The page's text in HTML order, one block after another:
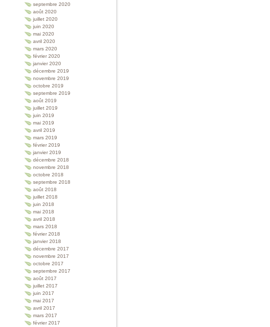
septembre 2020
août 2020
juillet 2020
juin 2020
mai 2020
avril 2020
mars 2020
février 2020
janvier 2020
décembre 2019
novembre 2019
octobre 2019
septembre 2019
août 2019
juillet 2019
juin 2019
mai 2019
avril 2019
mars 2019
février 2019
janvier 2019
décembre 2018
novembre 2018
octobre 2018
septembre 2018
août 2018
juillet 2018
juin 2018
mai 2018
avril 2018
mars 2018
février 2018
janvier 2018
décembre 2017
novembre 2017
octobre 2017
septembre 2017
août 2017
juillet 2017
juin 2017
mai 2017
avril 2017
mars 2017
février 2017